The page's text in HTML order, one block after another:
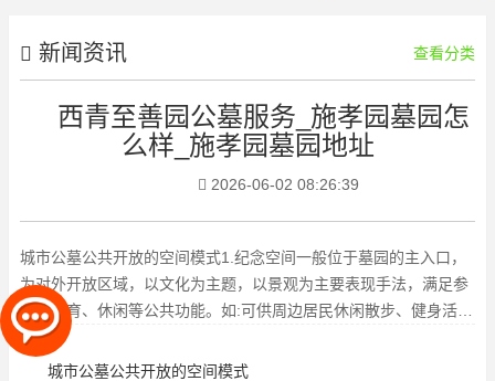
新闻资讯 查看分类
西青至善园公墓服务_施孝园墓园怎
么样_施孝园墓园地址
2026-06-02 08:26:39
城市公墓公共开放的空间模式1.纪念空间一般位于墓园的主入口，
为对外开放区域，以文化为主题，以景观为主要表现手法，满足参
观、教育、休闲等公共功能。如:可供周边居民休闲散步、健身活
动，图同城市广场。同时也
城市公墓公共开放的空间模式